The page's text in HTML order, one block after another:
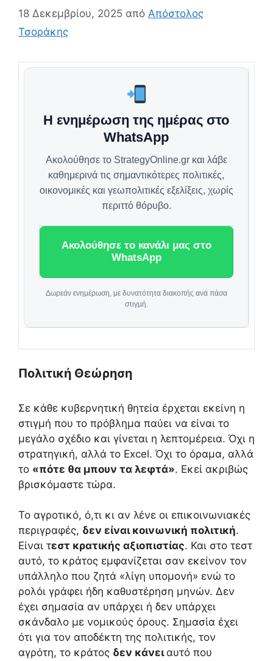
18 Δεκεμβρίου, 2025 από Απόστολος
Τσοράκης
Η ενημέρωση της ημέρας στο
WhatsApp
Ακολούθησε το StrategyOnline.gr και λάβε
καθημερινά τις σημαντικότερες πολιτικές,
οικονομικές και γεωπολιτικές εξελίξεις, χωρίς
περιττό θόρυβο.
Ακολούθησε το κανάλι μας στο
WhatsApp
Δωρεάν ενημέρωση, με δυνατότητα διακοπής ανά πάσα
στιγμή.
Πολιτική Θεώρηση
Σε κάθε κυβερνητική θητεία έρχεται εκείνη η
στιγμή που το πρόβλημα παύει να είναι το
μεγάλο σχέδιο και γίνεται η λεπτομέρεια. Όχι η
στρατηγική, αλλά το Excel. Όχι το όραμα, αλλά
το «πότε θα μπουν τα λεφτά». Εκεί ακριβώς
βρισκόμαστε τώρα.
Το αγροτικό, ό,τι κι αν λένε οι επικοινωνιακές
περιγραφές, δεν είναι κοινωνική πολιτική.
Είναι τεστ κρατικής αξιοπιστίας. Και στο τεστ
αυτό, το κράτος εμφανίζεται σαν εκείνον τον
υπάλληλο που ζητά «λίγη υπομονή» ενώ το
ρολόι γράφει ήδη καθυστέρηση μηνών. Δεν
έχει σημασία αν υπάρχει ή δεν υπάρχει
σκάνδαλο με νομικούς όρους. Σημασία έχει
ότι για τον αποδέκτη της πολιτικής, τον
αγρότη, το κράτος δεν κάνει αυτό που